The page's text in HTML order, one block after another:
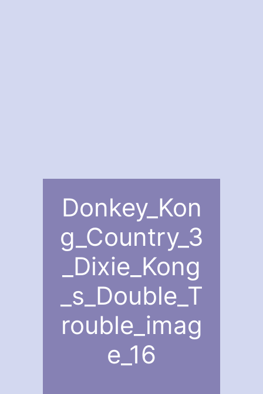
Donkey_Kon
g_Country_3
_Dixie_Kong
_s_Double_T
rouble_imag
e_16